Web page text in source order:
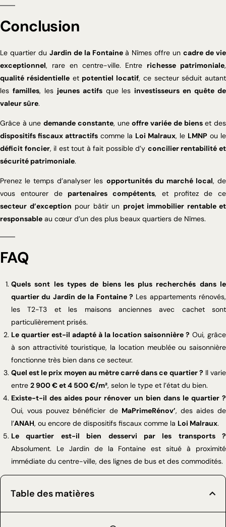
Conclusion
Le quartier du Jardin de la Fontaineà Nîmes offre uncadre de vie
exceptionnel, rare en centre-ville. Entre richesse patrimoniale,
qualité résidentielleet potentiel locatif, ce secteur séduit autant
les familles, les jeunes actifsque lesinvestisseurs en quête de
valeur sûre.
Grâce à unedemande constante, uneoffre variée de bienset des
dispositifs fiscaux attractifs comme la Loi Malraux, le LMNP ou le
déficit foncier, il est tout à fait possible d’y concilier rentabilité et
sécurité patrimoniale.
Prenez le temps d’analyser les opportunités du marché local, de
vous entourer de partenaires compétents, et profitez de ce
secteur d’exception pour bâtir un projet immobilier rentable et
responsable au cœur d’un des plus beaux quartiers de Nîmes.
FAQ
Quels sont les types de biens les plus recherchés dans le
quartier du Jardin de la Fontaine ? Les appartements rénovés,
les T2-T3 et les maisons anciennes avec cachet sont
particulièrement prisés.
Le quartier est-il adapté à la location saisonnière ? Oui, grâce
à son attractivité touristique, la location meublée ou saisonnière
fonctionne très bien dans ce secteur.
Quel est le prix moyen au mètre carré dans ce quartier ? Il varie
entre 2 900 € et 4 500 €/m², selon le type et l’état du bien.
Existe-t-il des aides pour rénover un bien dans le quartier ?
Oui, vous pouvez bénéficier de MaPrimeRénov’, des aides de
l’ANAH, ou encore de dispositifs fiscaux comme la Loi Malraux.
Le quartier est-il bien desservi par les transports ?
Absolument. Le Jardin de la Fontaine est situé à proximité
immédiate du centre-ville, des lignes de bus et des commodités.
Table des matières